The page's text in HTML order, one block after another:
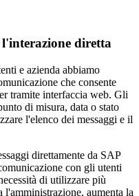
diretta
e azienda abbiamo
che consente
tramite interfaccia web. Gli
di misura, data o stato
l'elenco dei messaggi e il
direttamente da SAP
con gli utenti
di utilizzare più
l'amministrazione, aumenta la